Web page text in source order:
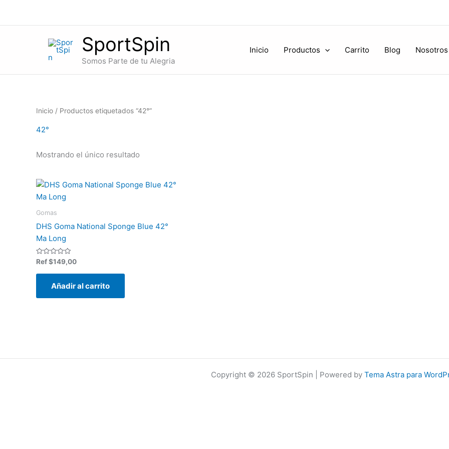
SportSpin
Somos Parte de tu Alegria
Inicio Productos Carrito Blog Nosotros
Inicio / Productos etiquetados “42°”
42°
Mostrando el único resultado
Gomas
DHS Goma National Sponge Blue 42°
Ma Long
Valorado
0
Ref$149,00
Añadir al carrito
Copyright © 2026 SportSpin | Powered by Tema Astra para